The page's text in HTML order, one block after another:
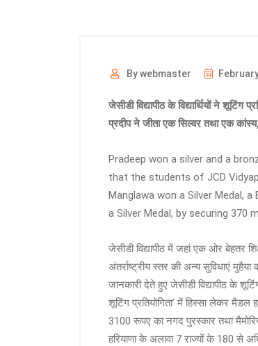
By webmaster
जेसीडी विद्यापीठ के विद्यार्थियों ने शूटिंग
प्रदीप ने जीता एक सिल्वर तथा एक
Pradeep won a silver and a
that the students of JCD
Manglawa won a Silver Medal,
a Silver Medal, by securing 370
जेसीडी विद्यापीठ में जहां एक ओर बेहतर
अंतर्राष्ट्रीय स्तर की अन्य सुविधाएं
जानकारी देते हुए जेसीडी विद्यापीठ के
शूटिंग प्रतियोगिता’ में हिस्सा लेकर
3100 रूपए का नगद पुरस्कार तथा
हरियाणा के अलावा 7 राज्यों के 180 से